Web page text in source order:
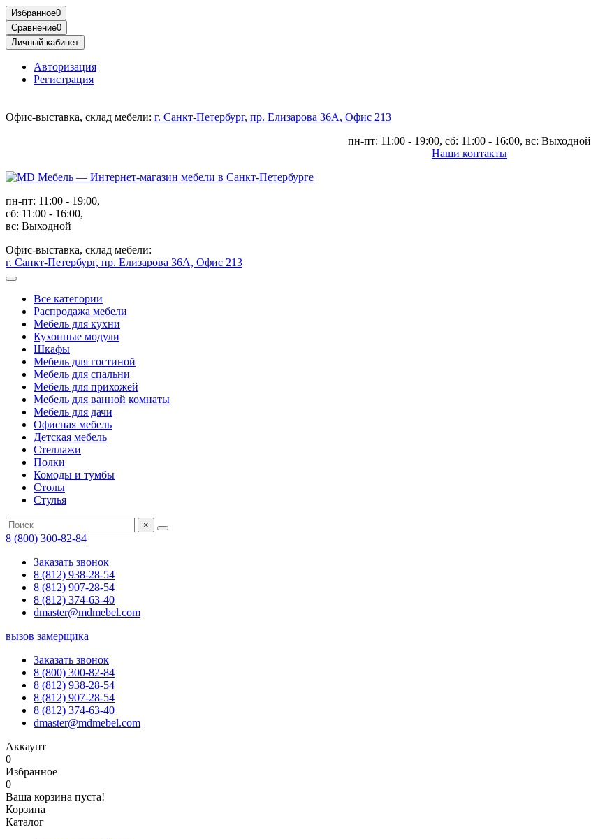
Избранное0
Сравнение0
Личный кабинет
Авторизация
Регистрация
Офис-выставка, склад мебели: г. Санкт-Петербург, пр. Елизарова 36А, Офис 213
пн-пт: 11:00 - 19:00, сб: 11:00 - 16:00, вс: Выходной
Наши контакты
пн-пт: 11:00 - 19:00,
сб: 11:00 - 16:00,
вс: Выходной
Офис-выставка, склад мебели:
г. Санкт-Петербург, пр. Елизарова 36А, Офис 213
Все категории
Распродажа мебели
Мебель для кухни
Кухонные модули
Шкафы
Мебель для гостиной
Мебель для спальни
Мебель для прихожей
Мебель для ванной комнаты
Мебель для дачи
Офисная мебель
Детская мебель
Стеллажи
Полки
Комоды и тумбы
Столы
Стулья
×
8 (800) 300-82-84
Заказать звонок
8 (812) 938-28-54
8 (812) 907-28-54
8 (812) 374-63-40
dmaster@mdmebel.com
вызов замерщика
Заказать звонок
8 (800) 300-82-84
8 (812) 938-28-54
8 (812) 907-28-54
8 (812) 374-63-40
dmaster@mdmebel.com
Аккаунт
0
Избранное
0
Ваша корзина пуста!
Корзина
Каталог